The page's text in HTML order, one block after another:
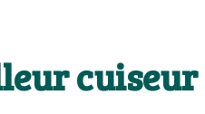
cuiseur